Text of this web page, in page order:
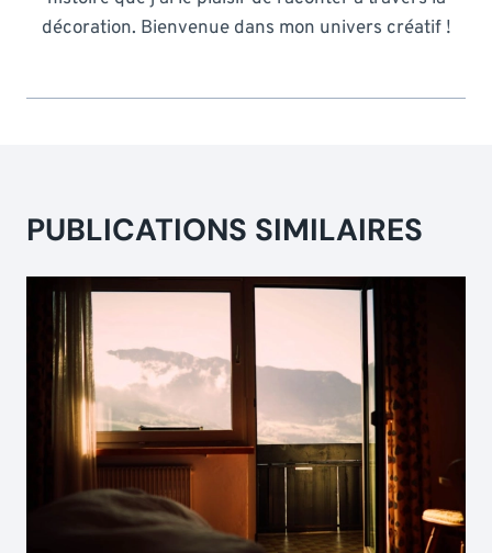
décoration. Bienvenue dans mon univers créatif !
PUBLICATIONS SIMILAIRES